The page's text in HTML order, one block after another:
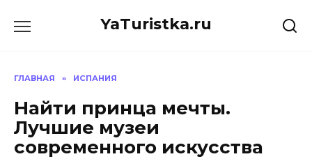
YaTuristka.ru
ГЛАВНАЯ » ИСПАНИЯ
Найти принца мечты.
Лучшие музеи
современного искусства